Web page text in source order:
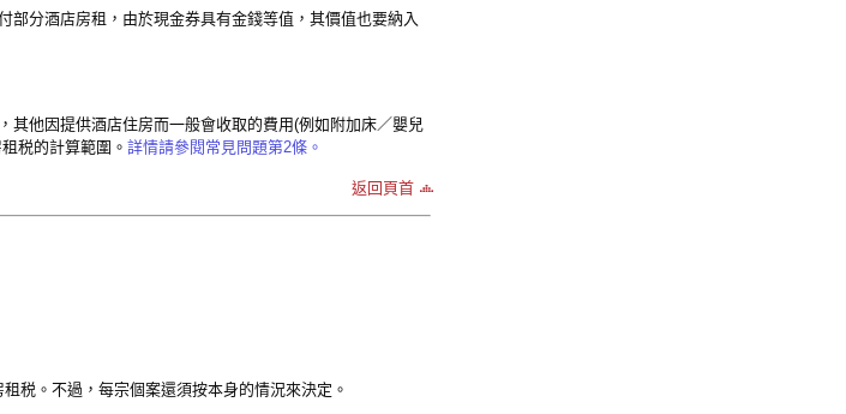
分酒店房租，由於現金券具有金錢等值，其價值也要納入
他因提供酒店住房而一般會收取的費用(例如附加床／嬰兒
税的計算範圍。 詳情請參閱常見問題第2條。
返回頁首
税。不過，每宗個案還須按本身的情況來決定。